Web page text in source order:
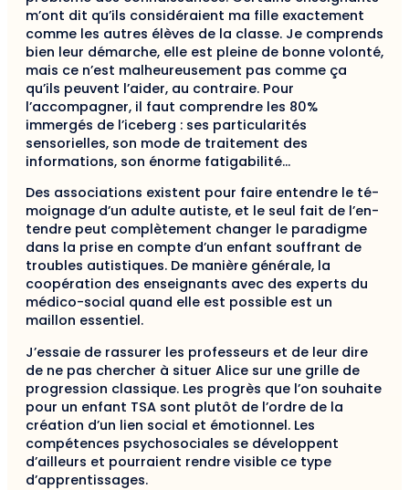
m’ont dit qu’ils considéraient ma fille exactement
comme les autres élèves de la classe. Je comprends
bien leur démarche, elle est pleine de bonne volonté,
mais ce n’est malheureusement pas comme ça
qu’ils peuvent l’aider, au contraire. Pour
l’accompagner, il faut comprendre les 80%
immergés de l’iceberg : ses particularités
sensorielles, son mode de traitement des
informations, son énorme fatiga­bilité…
Des associations existent pour faire entendre le té­
moignage d’un adulte autiste, et le seul fait de l’en­
tendre peut complètement changer le paradigme
dans la prise en compte d’un enfant souffrant de
troubles autistiques. De manière générale, la
coopération des enseignants avec des experts du
médico-social quand elle est possible est un
maillon essentiel.
J’essaie de rassurer les professeurs et de leur dire
de ne pas chercher à situer Alice sur une grille de
pro­gression classique. Les progrès que l’on souhaite
pour un enfant TSA sont plutôt de l’ordre de la
création d’un lien social et émotionnel. Les
compétences psy­chosociales se développent
d’ailleurs et pourraient rendre visible ce type
d’apprentissages.